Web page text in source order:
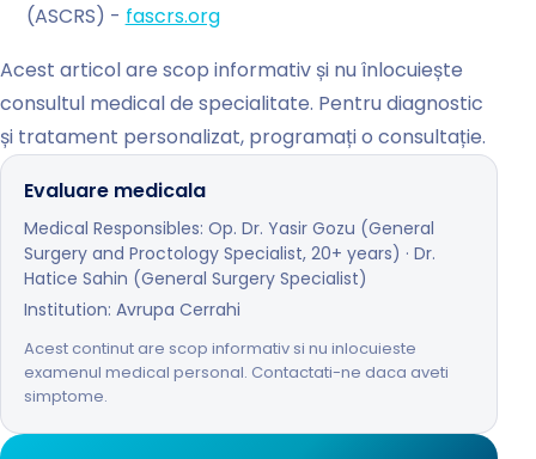
(ASCRS) - fascrs.org
Acest articol are scop informativ și nu înlocuiește
consultul medical de specialitate. Pentru diagnostic
și tratament personalizat, programați o consultație.
Evaluare medicala
Medical Responsibles: Op. Dr. Yasir Gozu (General
Surgery and Proctology Specialist, 20+ years) · Dr.
Hatice Sahin (General Surgery Specialist)
Institution: Avrupa Cerrahi
Acest continut are scop informativ si nu inlocuieste
examenul medical personal. Contactati-ne daca aveti
simptome.